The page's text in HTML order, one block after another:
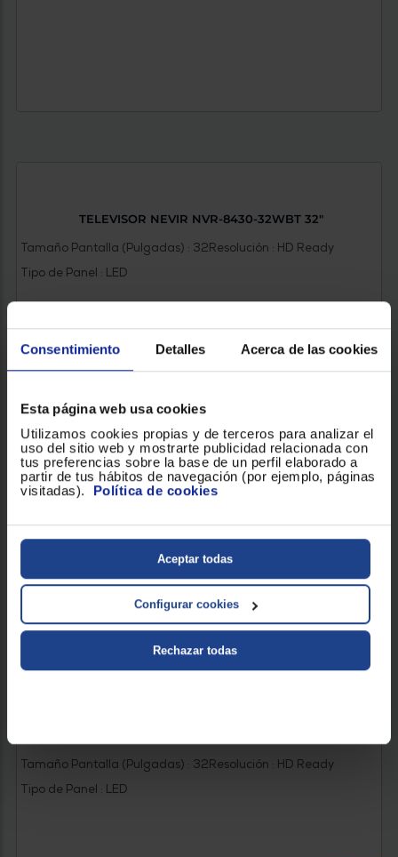
Consentimiento Detalles Acerca de las cookies
Esta página web usa cookies
Utilizamos cookies propias y de terceros para analizar el
uso del sitio web y mostrarte publicidad relacionada con
tus preferencias sobre la base de un perfil elaborado a
partir de tus hábitos de navegación (por ejemplo, páginas
visitadas). Política de cookies
Aceptar todas
Configurar cookies
Rechazar todas
TELEVISOR NEVIR NVR-8430-32WBT 32"
Tamaño Pantalla (Pulgadas) : 32Resolución : HD Ready
Tipo de Panel : LED
141 €
VER PRODUCTO
Tamaño Pantalla (Pulgadas) : 32Resolución : HD Ready
Tipo de Panel : LED